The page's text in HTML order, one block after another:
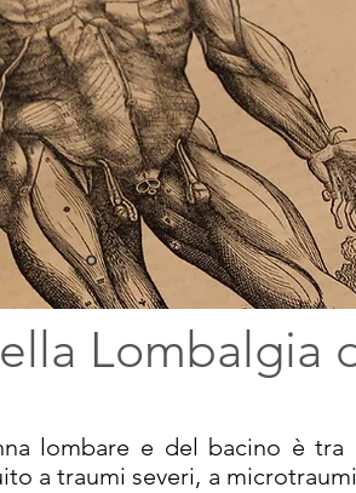
lombare e del bacino è
a traumi severi, a
Lombalgia